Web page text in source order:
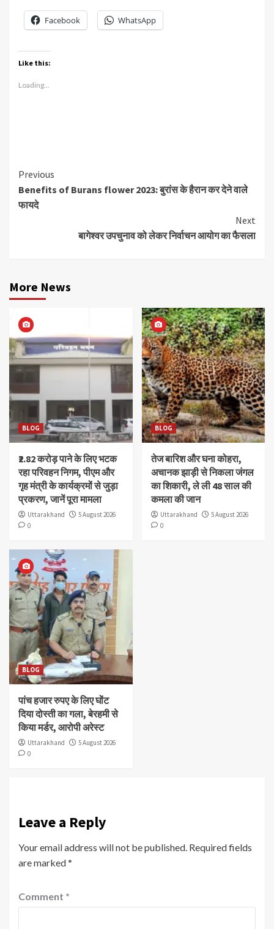
Facebook WhatsApp
Like this:
Loading...
Continue
Reading
Previous
Benefits of Burans flower 2023: बुरांस के हैरान कर देने वाले
फायदे
Next
बागेश्वर उपचुनाव को लेकर निर्वाचन आयोग का फैसला
More News
BLOG
₹2.82 करोड़ पाने के लिए भटक
रहा परिवहन निगम, पीएम और
गृह मंत्री के कार्यक्रमों से जुड़ा
प्रकरण, जानें पूरा मामला
Uttarakhand
5 August 2026
0
BLOG
तेज बारिश और घना कोहरा,
अचानक झाड़ी से निकला जंगल
का शिकारी, ले ली 48 साल की
कमला की जान
Uttarakhand
5 August 2026
0
BLOG
पांच हजार रुपए के लिए घोंट
दिया दोस्ती का गला, बेरहमी से
किया मर्डर, आरोपी अरेस्ट
Uttarakhand
5 August 2026
0
Leave a Reply
Your email address will not be published. Required fields
are marked*
Comment *